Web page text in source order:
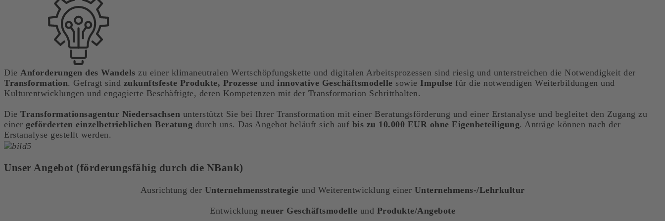
Die Anforderungen des Wandels zu einer klimaneutralen Wertschöpfungskette und digitalen Arbeitsprozessen sind riesig und unterstreichen die Notwendigkeit der
Transformation. Gefragt sind zukunftsfeste Produkte, Prozesse und innovative Geschäftsmodelle sowie Impulse für die notwendigen Weiterbildungen und
Kulturentwicklungen und engagierte Beschäftigte, deren Kompetenzen mit der Transformation Schritthalten.
Die Transformationsagentur Niedersachsen unterstützt Sie bei Ihrer Transformation mit einer Beratungsförderung und einer Erstanalyse und begleitet den Zugang zu
einer geförderten einzelbetrieblichen Beratung durch uns. Das Angebot beläuft sich auf bis zu 10.000 EUR ohne Eigenbeteiligung. Anträge können nach der
Erstanalyse gestellt werden.
Unser Angebot (förderungsfähig durch die NBank)
Ausrichtung der Unternehmensstrategie und Weiterentwicklung einer Unternehmens-/Lehrkultur
Entwicklung neuer Geschäftsmodelle und Produkte/Angebote